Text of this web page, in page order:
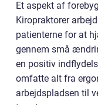
Et aspekt af
Kiropraktorer
patienterne for at
gennem små
en positiv
omfatte alt fra
arbejdspladsen til